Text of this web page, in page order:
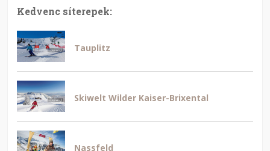
Kedvenc síterepek:
Tauplitz
Skiwelt Wilder Kaiser-Brixental
Nassfeld